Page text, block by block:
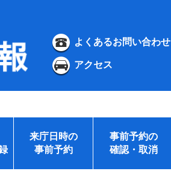
よくあるお問い合わせ
アクセス
来庁日時の
事前予約
事前予約の
確認・取消